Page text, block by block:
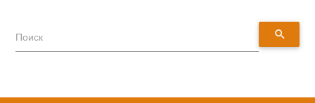
Поиск search